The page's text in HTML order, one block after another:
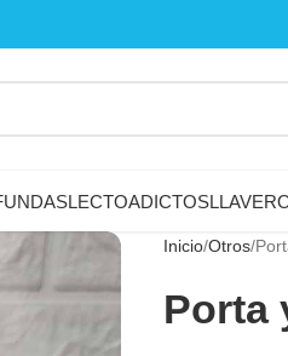
LECTOADICTOS
Inicio Otros
Porta